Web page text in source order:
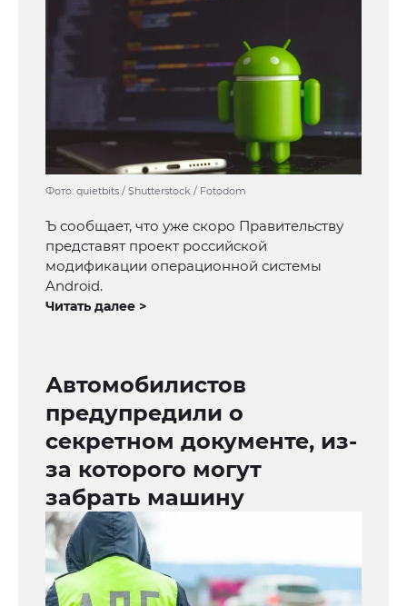
Фото: quietbits / Shutterstock / Fotodom
Ъ сообщает, что уже скоро Правительству
представят проект российской
модификации операционной системы
Android.
Читать далее >
Автомобилистов
предупредили о
секретном документе, из-
за которого могут
забрать машину